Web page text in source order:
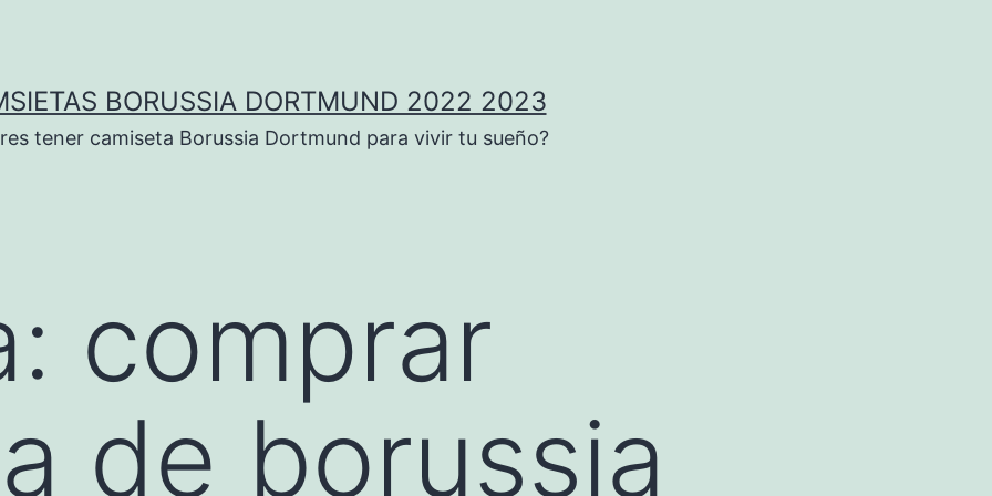
BORUSSIA DORTMUND 2022 2023
tener camiseta Borussia Dortmund para vivir tu sueño?
comprar
de borussia